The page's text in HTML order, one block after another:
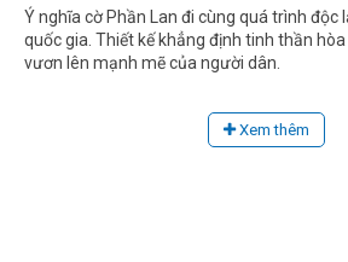
Ý nghĩa cờ Phần Lan đi cùng quá trình độc
quốc gia. Thiết kế khẳng định tinh thần
vươn lên mạnh mẽ của người dân.
Xem thêm